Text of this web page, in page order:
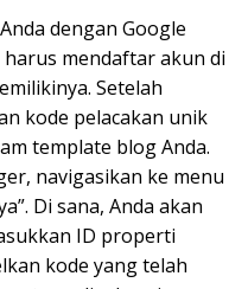
dengan Google
mendaftar akun di
Setelah
kode pelacakan unik
template blog Anda.
navigasikan ke menu
Di sana, Anda akan
ID properti
kode yang telah